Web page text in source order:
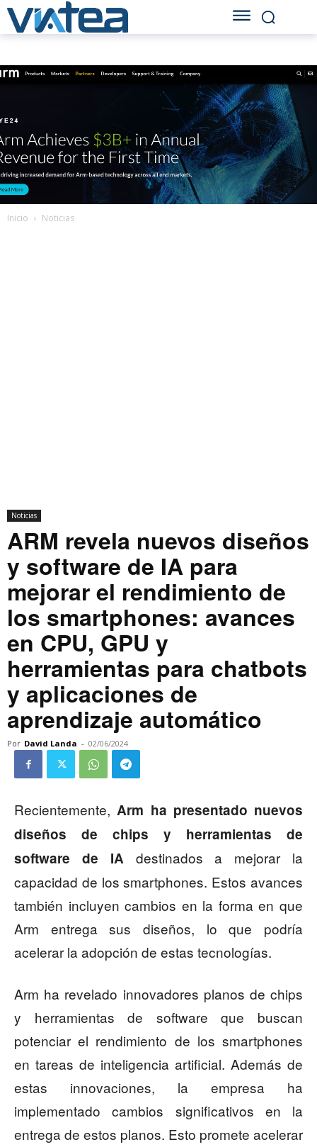
Inicio Noticias
Noticias
ARM revela nuevos diseños
y software de IA para
mejorar el rendimiento de
los smartphones: avances
en CPU, GPU y
herramientas para chatbots
y aplicaciones de
aprendizaje automático
Por David Landa - 02/06/2024
Recientemente, Arm ha presentado nuevos
diseños de chips y herramientas de
software de IA destinados a mejorar la
capacidad de los smartphones. Estos avances
también incluyen cambios en la forma en que
Arm entrega sus diseños, lo que podría
acelerar la adopción de estas tecnologías.
Arm ha revelado innovadores planos de chips
y herramientas de software que buscan
potenciar el rendimiento de los smartphones
en tareas de inteligencia artificial. Además de
estas innovaciones, la empresa ha
implementado cambios significativos en la
entrega de estos planos. Esto promete acelerar